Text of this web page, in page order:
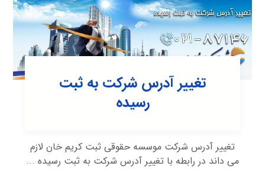
تغییر آدرس شرکت به ثبت
رسیده
تغییر آدرس شرکت موسسه حقوقی ثبت کریم خان لازم
می داند در رابطه با تغییر آدرس شرکت به ثبت رسیده ...